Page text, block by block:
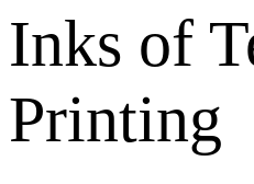
Inks of
Printing